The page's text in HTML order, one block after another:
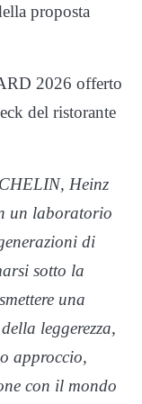
proposta
2026 offerto
del ristorante
Heinz
un laboratorio
di
sotto la
una
leggerezza,
approccio,
con il mondo